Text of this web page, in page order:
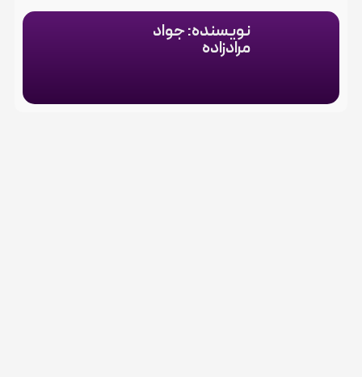
نویسنده: جواد
مرادزاده